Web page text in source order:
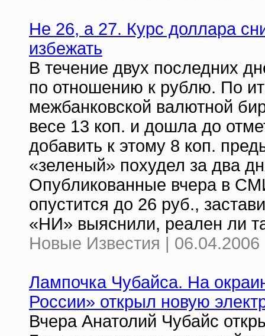
Не 26, а 27. Курс доллара
избежать
В течение двух последних
по отношению к рублю. По
межбанковской валютной
весе 13 коп. и дошла до
добавить к этому 8 коп.
«зеленый» похудел за два
Опубликованные вчера в
опустится до 26 руб.,
«НИ» выяснили, реален ли
Новые Известия | 06.04.2006
Лампочка Чубайса. На
России» открыл новую
Вчера Анатолий Чубайс